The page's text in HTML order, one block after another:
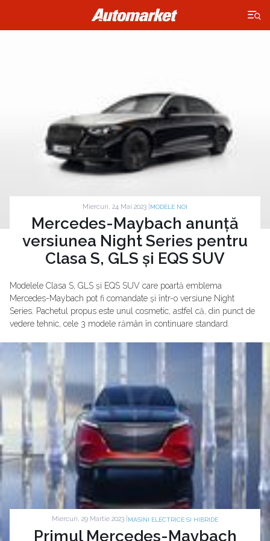
×
Miercuri, 24 Mai 2023 | MODELE NOI
Mercedes-Maybach anunță
versiunea Night Series pentru
Clasa S, GLS și EQS SUV
Modelele Clasa S, GLS și EQS SUV care poartă emblema
Mercedes-Maybach pot fi comandate și într-o versiune Night
Series. Pachetul propus este unul cosmetic, astfel că, din punct de
vedere tehnic, cele 3 modele rămân în continuare standard.
Miercuri, 29 Martie 2023 | MASINI ELECTRICE SI HIBRIDE
Primul Mercedes-Maybach